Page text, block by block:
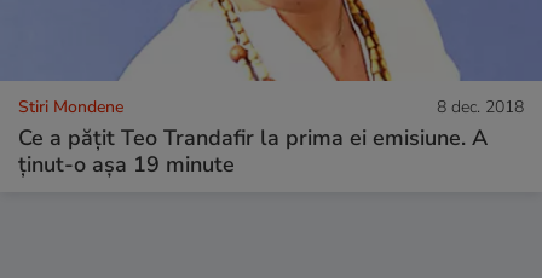
Stiri Mondene 8 dec. 2018
Ce a pățit Teo Trandafir la prima ei emisiune. A
ținut-o așa 19 minute